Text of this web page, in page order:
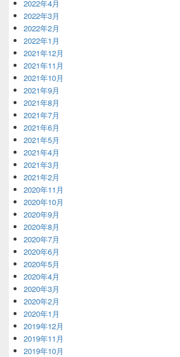
2022年4月
2022年3月
2022年2月
2022年1月
2021年12月
2021年11月
2021年10月
2021年9月
2021年8月
2021年7月
2021年6月
2021年5月
2021年4月
2021年3月
2021年2月
2020年11月
2020年10月
2020年9月
2020年8月
2020年7月
2020年6月
2020年5月
2020年4月
2020年3月
2020年2月
2020年1月
2019年12月
2019年11月
2019年10月